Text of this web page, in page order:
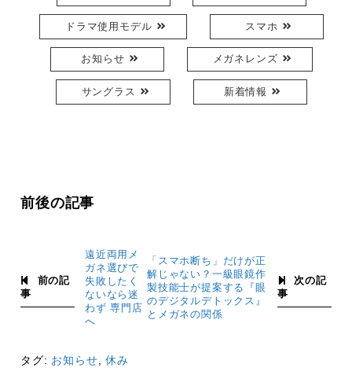
ドラマ使用モデル スマホ
お知らせ メガネレンズ
サングラス 新着情報
前後の記事
前の記
事
遠近両用メ
ガネ選びで
失敗したく
ないなら迷
わず 専門店
へ
次の記
事
「スマホ断ち」だけが正
解じゃない？一級眼鏡作
製技能士が提案する『眼
のデジタルデトックス』
とメガネの関係
タグ: お知らせ ,休み